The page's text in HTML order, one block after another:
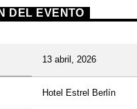
DEL EVENTO
13 abril, 2026
Hotel Estrel Berlín